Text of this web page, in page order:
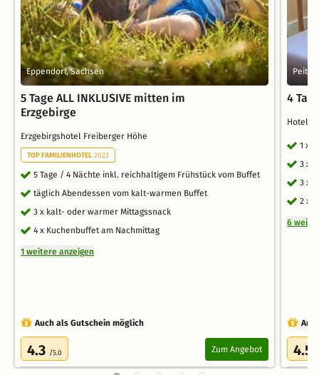
Eppendorf, Sachsen
5 Tage ALL INKLUSIVE mitten im
Erzgebirge
Erzgebirgshotel Freiberger Höhe
TOP FAMILIENHOTEL 2023
5 Tage / 4 Nächte inkl. reichhaltigem Frühstück vom Buffet
täglich Abendessen vom kalt-warmen Buffet
3 x kalt- oder warmer Mittagssnack
4 x Kuchenbuffet am Nachmittag
1 weitere anzeigen
Auch als Gutschein möglich
4.3 /5.0 Zum Angebot
Peitz,
4
Hotel
1 x
3 x
3 x
2 x
6
4.5